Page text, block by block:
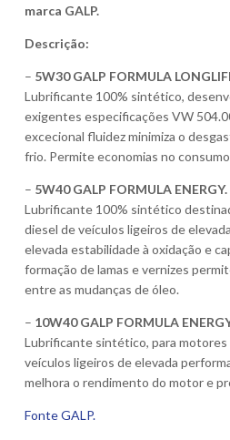
marca GALP.
Descrição:
– 5W30 GALP FORMULA
Lubrificante 100% sintético,
exigentes especificações VW
excecional fluidez minimiza o
frio. Permite economias no
– 5W40 GALP FORMULA ENERGY.
Lubrificante 100% sintético
diesel de veículos ligeiros de
elevada estabilidade à oxidação e
formação de lamas e vernizes
entre as mudanças de óleo.
– 10W40 GALP FORMULA
Lubrificante sintético, para motores
veículos ligeiros de elevada
melhora o rendimento do motor e
Fonte GALP.